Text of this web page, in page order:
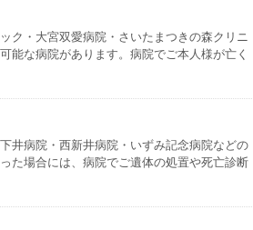
ク・大宮双愛病院・さいたまつきの森クリニ
能な病院があります。病院でご本人様が亡く
井病院・西新井病院・いずみ記念病院などの
た場合には、病院でご遺体の処置や死亡診断